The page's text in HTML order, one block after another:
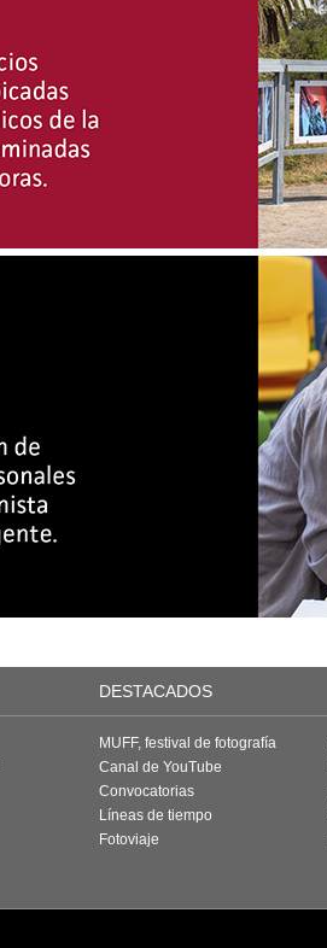
DESTACADOS
MUFF, festival de fotografía
Canal de YouTube
Convocatorias
Líneas de tiempo
Fotoviaje